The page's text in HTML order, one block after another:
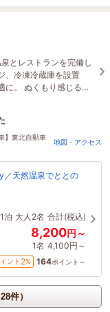
とレストランを完備し
、冷凍冷蔵庫を設置
に。 ぬくもり感じる空
やすらぐ滞在を。
】東北自動車
地図・アクセス
／天然温泉でととの
1泊 大人2名 合計(税込)
8,200円～
1名 4,100円～
ント 2% 164ポイント～
件）